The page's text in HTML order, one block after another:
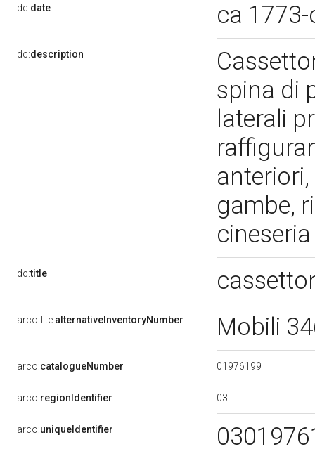
dc:date ca
dc:description
spina di
laterali
gambe,
dc:title
arco-lite:alternativeInventoryNumber Mobili
arco:catalogueNumber 01976199
arco:regionIdentifier 03
arco:uniqueIdentifier